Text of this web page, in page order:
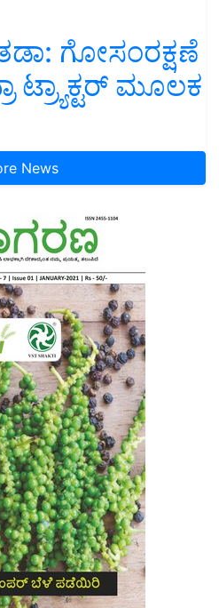
ಗೋಸಂರಕ್ಷಣೆ
ಟ್ರ್ಯಾಕ್ಟರ್ ಮೂಲಕ
News